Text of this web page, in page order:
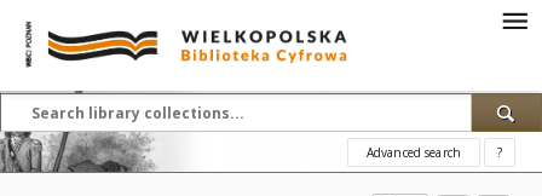
Advanced search ?